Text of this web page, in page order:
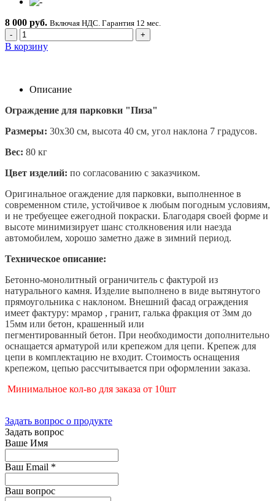
8 000 руб. Включая НДС. Гарантия 12 мес.
-
+
В корзину
Описание
Ограждение для парковки "Пиза"
Размеры: 30х30 см, высота 40 см, угол наклона 7 градусов.
Вес: 80 кг
Цвет изделий: по согласованию с заказчиком.
Оригинальное огаждение для парковки, выполненное в
современном стиле, устойчивое к любым погодным условиям,
и не требуещее ежегодной покраски. Благодаря своей форме и
высоте минимизирует шанс столкновения или наезда
автомобилем, хорошо заметно даже в зимний период.
Техническое описание:
Бетонно-монолитный ограничитель с фактурой из
натурального камня. Изделие выполнено в виде вытянутого
прямоугольника с наклоном. Внешний фасад ограждения
имеет фактуру: мрамор , гранит, галька фракция от 3мм до
15мм или бетон, крашенный или
пегментированный бетон. При необходимости дополнительно
оснащается арматурой или крепежом для цепи. Крепеж для
цепи в комплектацию не входит. Стоимость оснащения
крепежом, цепью рассчитывается при оформлении заказа.
Минимальное кол-во для заказа от 10шт
Задать вопрос о продукте
Задать вопрос
Ваше Имя
Ваш Email *
Ваш вопрос